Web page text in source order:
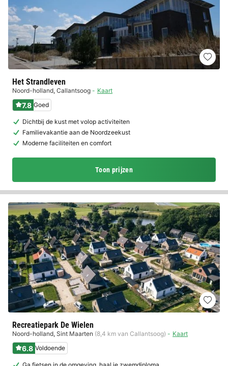
Het Strandleven
Noord-holland, Callantsoog Kaart
7.8 Goed
Dichtbij de kust met volop activiteiten
Familievakantie aan de Noordzeekust
Moderne faciliteiten en comfort
Toon prijzen
Recreatiepark De Wielen
Noord-holland, Sint Maarten (8,4 km van Callantsoog) Kaart
6.8 Voldoende